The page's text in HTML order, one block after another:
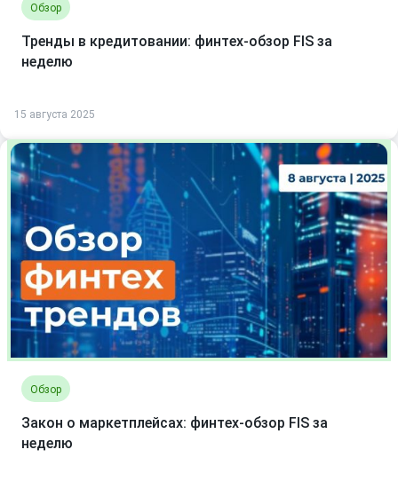
Обзор
Тренды в кредитовании: финтех-обзор FIS за
неделю
15 августа 2025
Обзор
Закон о маркетплейсах: финтех-обзор FIS за
неделю